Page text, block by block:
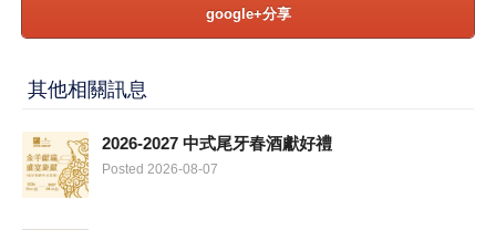
google+分享
其他相關訊息
2026-2027 中式尾牙春酒獻好禮
Posted 2026-08-07